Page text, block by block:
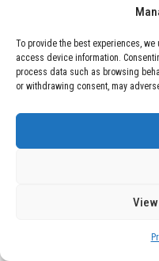
To provide the best experiences,
access device information.
process data such as browsing
or withdrawing consent, may
TECNOLOGÍA
Vídeo
ruedas todo
solo 300
adquisición